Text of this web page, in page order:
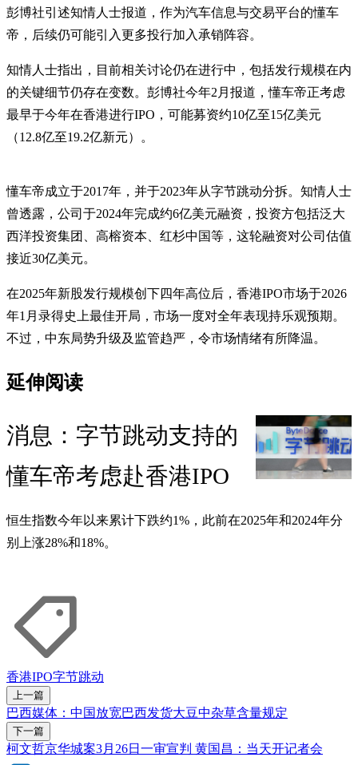
彭博社引述知情人士报道，作为汽车信息与交易平台的懂车
帝，后续仍可能引入更多投行加入承销阵容。
知情人士指出，目前相关讨论仍在进行中，包括发行规模在内
的关键细节仍存在变数。彭博社今年2月报道，懂车帝正考虑
最早于今年在香港进行IPO，可能募资约10亿至15亿美元
（12.8亿至19.2亿新元）。
懂车帝成立于2017年，并于2023年从字节跳动分拆。知情人士
曾透露，公司于2024年完成约6亿美元融资，投资方包括泛大
西洋投资集团、高榕资本、红杉中国等，这轮融资对公司估值
接近30亿美元。
在2025年新股发行规模创下四年高位后，香港IPO市场于2026
年1月录得史上最佳开局，市场一度对全年表现持乐观预期。
不过，中东局势升级及监管趋严，令市场情绪有所降温。
延伸阅读
消息：字节跳动支持的
懂车帝考虑赴香港IPO
恒生指数今年以来累计下跌约1%，此前在2025年和2024年分
别上涨28%和18%。
香港IPO字节跳动
上一篇
巴西媒体：中国放宽巴西发货大豆中杂草含量规定
下一篇
柯文哲京华城案3月26日一审宣判 黄国昌：当天开记者会